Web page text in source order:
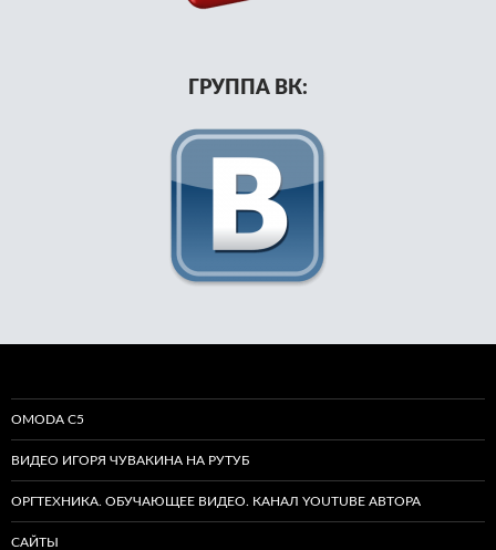
ГРУППА ВК:
OMODA C5
ВИДЕО ИГОРЯ ЧУВАКИНА НА РУТУБ
ОРГТЕХНИКА. ОБУЧАЮЩЕЕ ВИДЕО. КАНАЛ YOUTUBE АВТОРА
САЙТЫ